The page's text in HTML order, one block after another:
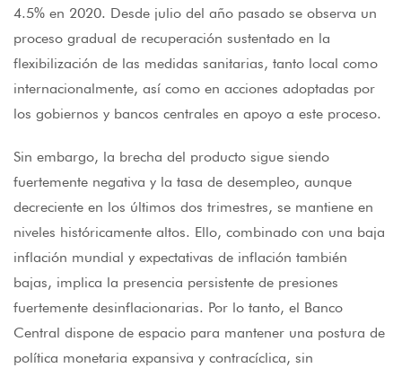
4.5% en 2020. Desde julio del año pasado se observa un
proceso gradual de recuperación sustentado en la
flexibilización de las medidas sanitarias, tanto local como
internacionalmente, así como en acciones adoptadas por
los gobiernos y bancos centrales en apoyo a este proceso.
Sin embargo, la brecha del producto sigue siendo
fuertemente negativa y la tasa de desempleo, aunque
decreciente en los últimos dos trimestres, se mantiene en
niveles históricamente altos. Ello, combinado con una baja
inflación mundial y expectativas de inflación también
bajas, implica la presencia persistente de presiones
fuertemente desinflacionarias. Por lo tanto, el Banco
Central dispone de espacio para mantener una postura de
política monetaria expansiva y contracíclica, sin